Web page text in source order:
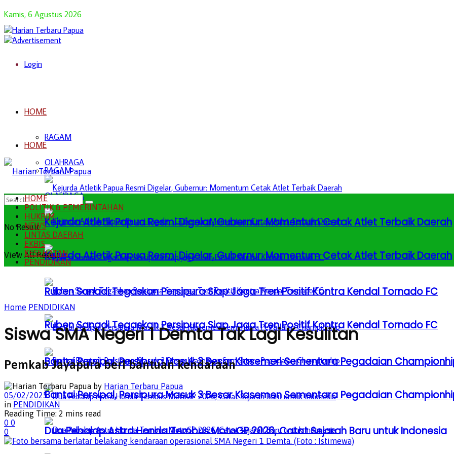
Kamis, 6 Agustus 2026
Login
HOME
RAGAM
OLAHRAGA
Kejurda Atletik Papua Resmi Digelar, Gubernur: Momentum Cetak Atlet Terbaik Daerah
Ruben Sanadi Tegaskan Persipura Siap Jaga Tren Positif Kontra Kendal Tornado FC
Bantai Persipal, Persipura Masuk 3 Besar Klasemen Sementara Pegadaian
Dua Pebalap Astra Honda Tembus MotoGP 2026, Catat Sejarah Baru untuk Indonesia
HOME
RAGAM
OLAHRAGA
Kejurda Atletik Papua Resmi Digelar, Gubernur: Momentum Cetak Atlet Terbaik Daerah
Ruben Sanadi Tegaskan Persipura Siap Jaga Tren Positif Kontra Kendal Tornado FC
Bantai Persipal, Persipura Masuk 3 Besar Klasemen Sementara Pegadaian
No Result
View All Result
HOME
POLITIK & PEMERINTAHAN
HUKRIM
NEWS
LINTAS DAERAH
EKBIS
KESEHATAN
PENDIDIKAN
Home PENDIDIKAN
Siswa SMA Negeri 1 Demta Tak Lagi Kesulitan
Pemkab Jayapura beri bantuan kendaraan
by Harian Terbaru Papua
05/02/2025
in PENDIDIKAN
Reading Time: 2 mins read
0 0
0